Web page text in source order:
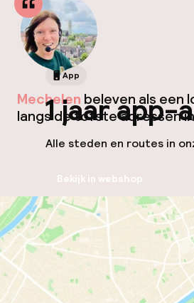
Mechelen beleven als een
langs de tofste adressen
App
1 jaar app-
Alle steden en routes in
Bekijk in webshop